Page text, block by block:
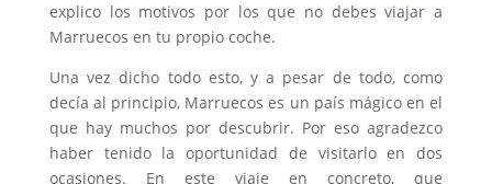
explico los motivos por los que no debes viajar a
Marruecos en tu propio coche.
Una vez dicho todo esto, y a pesar de todo, como
decía al principio, Marruecos es un país mágico en el
que hay muchos por descubrir. Por eso agradezco
haber tenido la oportunidad de visitarlo en dos
ocasiones. En este viaje en concreto, que